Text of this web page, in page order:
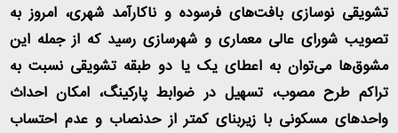
تشویقی نوسازی بافت‌های فرسوده و ناکارآمد شهری، امروز به
تصویب شورای عالی معماری و شهرسازی رسید که از جمله این
مشوق‌ها می‌توان به اعطای یک یا دو طبقه تشویقی نسبت به
تراکم طرح مصوب، تسهیل در ضوابط پارکینگ، امکان احداث
واحدهای مسکونی با زیربنای کمتر از حدنصاب و عدم احتساب